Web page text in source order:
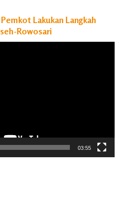
Lakukan Langkah
Rowosari
03:55